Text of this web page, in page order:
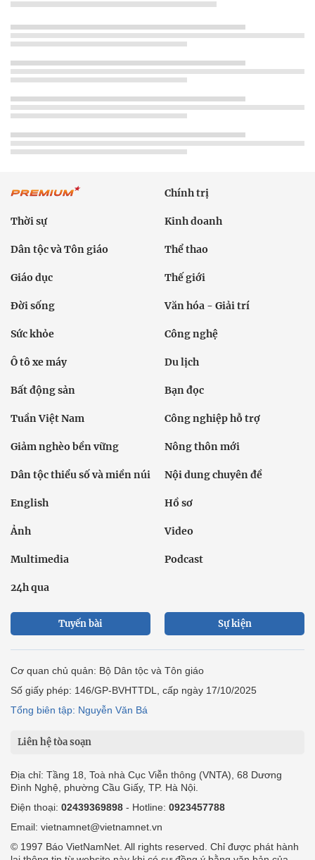
Chính trị
Thời sự Kinh doanh
Dân tộc và Tôn giáo Thể thao
Giáo dục Thế giới
Đời sống Văn hóa - Giải trí
Sức khỏe Công nghệ
Ô tô xe máy Du lịch
Bất động sản Bạn đọc
Tuần Việt Nam Công nghiệp hỗ trợ
Giảm nghèo bền vững Nông thôn mới
Dân tộc thiểu số và miền núi Nội dung chuyên đề
English Hồ sơ
Ảnh Video
Multimedia Podcast
24h qua
Tuyến bài Sự kiện
Cơ quan chủ quản: Bộ Dân tộc và Tôn giáo
Số giấy phép: 146/GP-BVHTTDL, cấp ngày 17/10/2025
Tổng biên tập: Nguyễn Văn Bá
Liên hệ tòa soạn
Địa chỉ: Tầng 18, Toà nhà Cục Viễn thông (VNTA), 68 Dương
Đình Nghệ, phường Cầu Giấy, TP. Hà Nội.
Điện thoại: 02439369898 - Hotline: 0923457788
Email: vietnamnet@vietnamnet.vn
© 1997 Báo VietNamNet. All rights reserved. Chỉ được phát hành